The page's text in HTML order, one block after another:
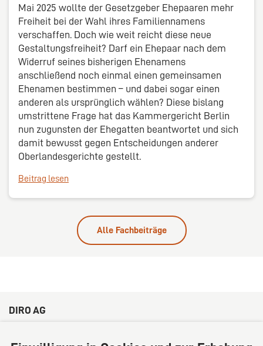
Mai 2025 wollte der Gesetzgeber Ehepaaren mehr
Freiheit bei der Wahl ihres Familiennamens
verschaffen. Doch wie weit reicht diese neue
Gestaltungsfreiheit? Darf ein Ehepaar nach dem
Widerruf seines bisherigen Ehenamens
anschließend noch einmal einen gemeinsamen
Ehenamen bestimmen – und dabei sogar einen
anderen als ursprünglich wählen? Diese bislang
umstrittene Frage hat das Kammergericht Berlin
nun zugunsten der Ehegatten beantwortet und sich
damit bewusst gegen Entscheidungen anderer
Oberlandesgerichte gestellt.
Beitrag lesen
Alle Fachbeiträge
DIRO AG